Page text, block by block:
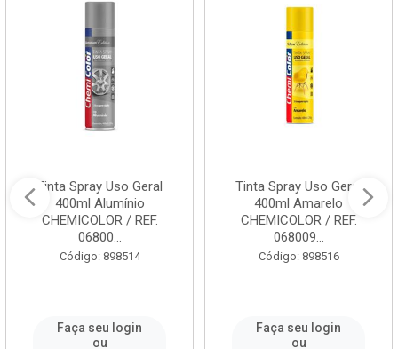
Tinta Spray Uso Geral
400ml Alumínio
CHEMICOLOR / REF.
06800...
Código: 898514
Faça seu login
ou
Tinta Spray Uso Geral
400ml Amarelo
CHEMICOLOR / REF.
068009...
Código: 898516
Faça seu login
ou